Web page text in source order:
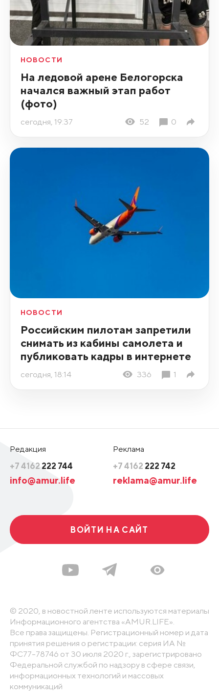
НОВОСТИ
На ледовой арене Белогорска
начался важный этап работ
(фото)
сегодня, 19:37 52 0
НОВОСТИ
Российским пилотам запретили
снимать из кабины самолета и
публиковать кадры в интернете
сегодня, 18:14 336 1
Редакция
+7 4162 222 744
info@amur.life
Реклама
+7 4162 222 742
reklama@amur.life
ВОЙТИ НА САЙТ
© 2020, в новостной ленте используются материалы
Информационного агентства «AMUR.LIFE».
Все права защищены. Регистрационный номер и дата
принятия решения о регистрации: серия ИА №
ФС77-78746 от 30 июля 2020 г., зарегистрировано
Федеральной службой по надзору в сфере связи,
информационных технологий и массовых
коммуникаций